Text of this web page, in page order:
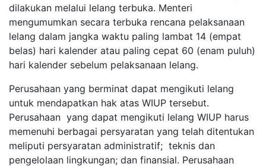
dilakukan melalui lelang terbuka. Menteri
mengumumkan secara terbuka rencana pelaksanaan
lelang dalam jangka waktu paling lambat 14 (empat
belas) hari kalender atau paling cepat 60 (enam puluh)
hari kalender sebelum pelaksanaan lelang.
Perusahaan yang berminat dapat mengikuti lelang
untuk mendapatkan hak atas WIUP tersebut.
Perusahaan yang dapat mengikuti lelang WIUP harus
memenuhi berbagai persyaratan yang telah ditentukan
meliputi persyaratan administratif; teknis dan
pengelolaan lingkungan; dan finansial. Perusahaan